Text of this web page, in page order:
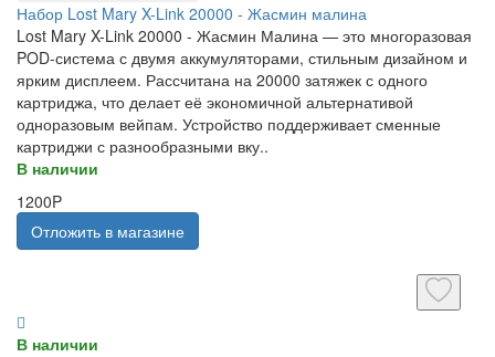
Набор Lost Mary X-Link 20000 - Жасмин малина
Lost Mary X-Link 20000 - Жасмин Малина — это многоразовая
POD-система с двумя аккумуляторами, стильным дизайном и
ярким дисплеем. Рассчитана на 20000 затяжек с одного
картриджа, что делает её экономичной альтернативой
одноразовым вейпам. Устройство поддерживает сменные
картриджи с разнообразными вку..
В наличии
1200P
Отложить в магазине
В наличии